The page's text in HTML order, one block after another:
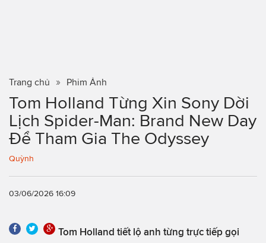
Trang chủ Phim Ảnh
Tom Holland Từng Xin Sony Dời
Lịch Spider-Man: Brand New Day
Để Tham Gia The Odyssey
Quỳnh
03/06/2026 16:09
Tom Holland tiết lộ anh từng trực tiếp gọi